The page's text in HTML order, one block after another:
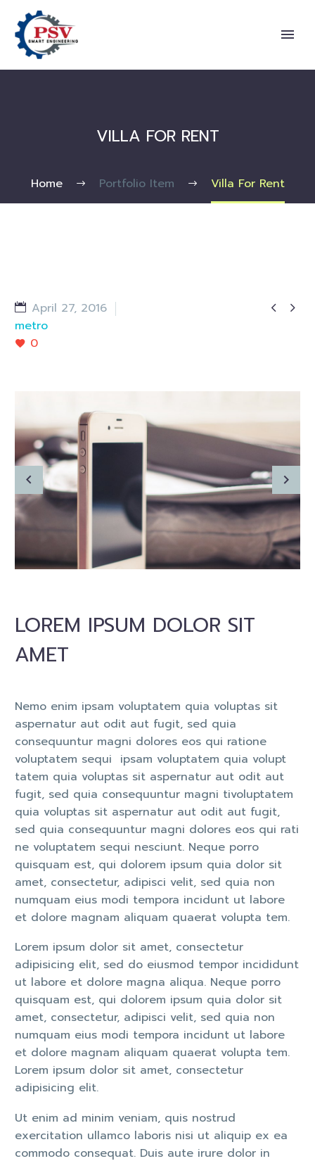
VILLA FOR RENT
Home Portfolio Item Villa For Rent
 
April 27, 2016
metro
0
LOREM IPSUM DOLOR SIT
AMET
Nemo enim ipsam voluptatem quia voluptas sit
aspernatur aut odit aut fugit, sed quia
consequuntur magni dolores eos qui ratione
voluptatem sequi ipsam voluptatem quia volupt
tatem quia voluptas sit aspernatur aut odit aut
fugit, sed quia consequuntur magni tivoluptatem
quia voluptas sit aspernatur aut odit aut fugit,
sed quia consequuntur magni dolores eos qui rati
ne voluptatem sequi nesciunt. Neque porro
quisquam est, qui dolorem ipsum quia dolor sit
amet, consectetur, adipisci velit, sed quia non
numquam eius modi tempora incidunt ut labore
et dolore magnam aliquam quaerat volupta tem.
Lorem ipsum dolor sit amet, consectetur
adipisicing elit, sed do eiusmod tempor incididunt
ut labore et dolore magna aliqua. Neque porro
quisquam est, qui dolorem ipsum quia dolor sit
amet, consectetur, adipisci velit, sed quia non
numquam eius modi tempora incidunt ut labore
et dolore magnam aliquam quaerat volupta tem.
Lorem ipsum dolor sit amet, consectetur
adipisicing elit.
Ut enim ad minim veniam, quis nostrud
exercitation ullamco laboris nisi ut aliquip ex ea
commodo consequat. Duis aute irure dolor in